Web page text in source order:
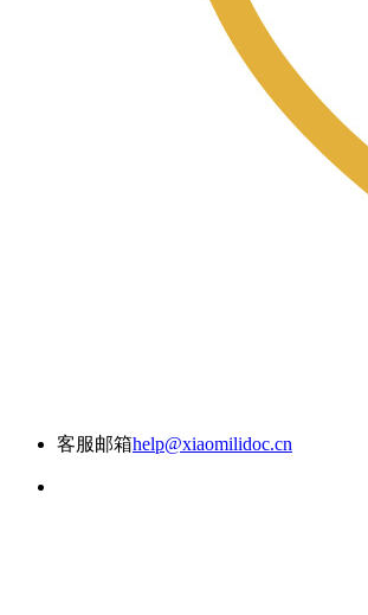
客服邮箱help@xiaomilidoc.cn